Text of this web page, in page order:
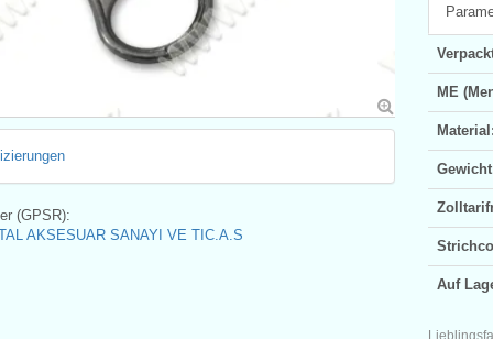
ME
Auf
(GPSR):
AKSESUAR SANAYI VE TIC.A.S